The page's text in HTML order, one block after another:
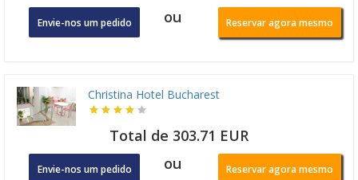
Envie-nos um pedido ou Reservar agora mesmo
Christina Hotel Bucharest
Total de 303.71 EUR
Envie-nos um pedido ou Reservar agora mesmo